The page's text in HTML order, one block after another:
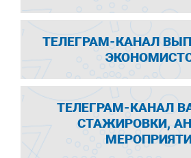
ТЕЛЕГРАМ-КАНАЛ
ТЕЛЕГРАМ-КАНАЛ
СТАЖИРОВКИ,